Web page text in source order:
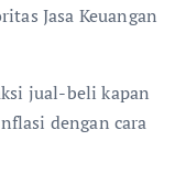
Jasa Keuangan
jual-beli kapan
dengan cara